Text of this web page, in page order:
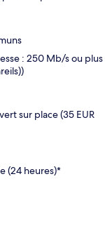
: 250 Mb/s ou plus
sur place (35 EUR
(24 heures)*